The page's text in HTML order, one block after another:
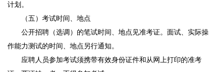
计划。
（五）考试时间、地点
公开招聘（选调）的笔试时间、地点见准考证。面试、实际操
作能力测试的时间、地点另行通知。
应聘人员参加考试须携带有效身份证件和从网上打印的准考